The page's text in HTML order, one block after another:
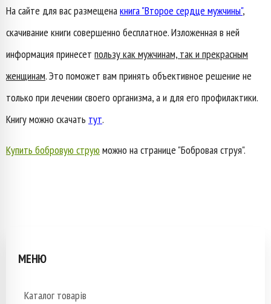
На сайте для вас размещенакнига "Второе сердце мужчины",
скачивание книги совершенно бесплатное. Изложенная в ней
информация принесет пользу как мужчинам, так и прекрасным
женщинам. Это поможет вам принять объективное решение не
только при лечении своего организма, а и для его профилактики.
Книгу можно скачать тут.
Купить бобровую струю можно на странице "Бобровая струя".
МЕНЮ
Каталог товарів